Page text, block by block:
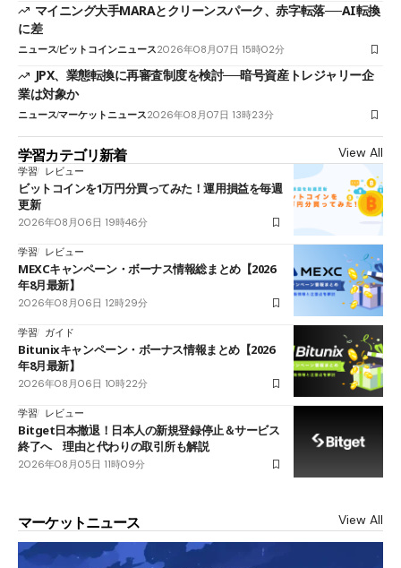
マイニング大手MARAとクリーンスパーク、赤字転落──AI転換
に差
ニュースビットコインニュース2026年08月07日 15時02分
JPX、業態転換に再審査制度を検討──暗号資産トレジャリー企
業は対象か
ニュースマーケットニュース2026年08月07日 13時23分
学習カテゴリ新着 View All
学習 レビュー
ビットコインを1万円分買ってみた！運用損益を毎週
更新
2026年08月06日 19時46分
学習 レビュー
MEXCキャンペーン・ボーナス情報総まとめ【2026
年8月最新】
2026年08月06日 12時29分
学習 ガイド
Bitunixキャンペーン・ボーナス情報まとめ【2026
年8月最新】
2026年08月06日 10時22分
学習 レビュー
Bitget日本撤退！日本人の新規登録停止＆サービス
終了へ 理由と代わりの取引所も解説
2026年08月05日 11時09分
マーケットニュース View All